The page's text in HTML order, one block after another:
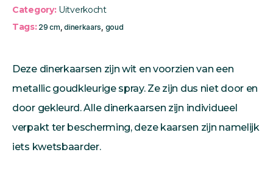
Category: Uitverkocht
Tags: 29 cm,dinerkaars, goud
Deze dinerkaarsen zijn wit en voorzien van een
metallic goudkleurige spray. Ze zijn dus niet door en
door gekleurd. Alle dinerkaarsen zijn individueel
verpakt ter bescherming, deze kaarsen zijn namelijk
iets kwetsbaarder.